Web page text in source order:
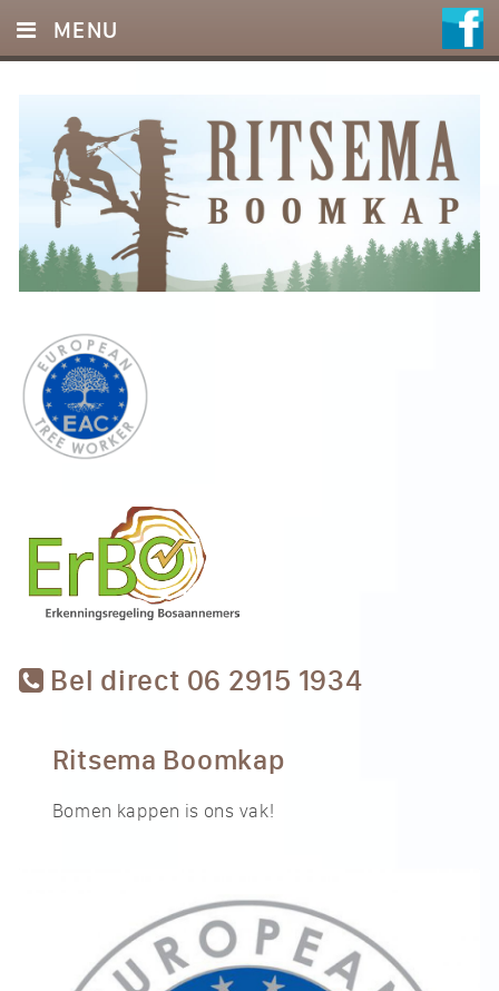
Bel direct 06 2915 1934
MENU
DIENSTEN
FOTO’S
REFERENTIES
OFFERTE
CONTACT
Ritsema Boomkap
Bomen kappen is ons vak!